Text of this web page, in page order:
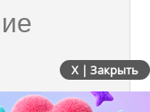
X | Закрыть